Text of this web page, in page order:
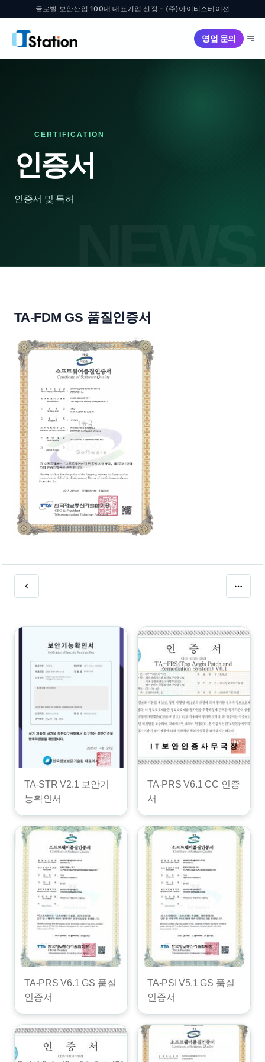
글로벌 보안산업 100대 대표기업 선정 - (주)아이티스테이션
영업 문의
CERTIFICATION
인증서
인증서 및 특허
TA-FDM GS 품질인증서
TA-STR V2.1 보안기
능확인서
TA-PRS V6.1 CC 인증
서
TA-PRS V6.1 GS 품질
인증서
TA-PSI V5.1 GS 품질
인증서